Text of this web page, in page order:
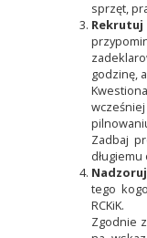
sprzęt,
godzinę,
Zadbaj
tego
RCKiK.
Zgodnie